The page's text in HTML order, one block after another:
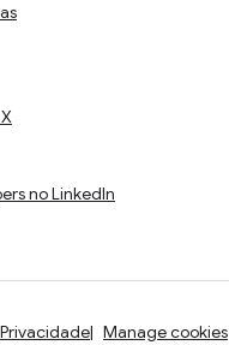
no LinkedIn
Privacidade Manage cookies